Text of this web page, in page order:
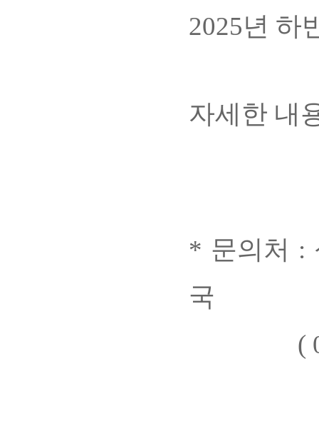
2025년 하
자세한 내
* 문의처 :
국
( 02-